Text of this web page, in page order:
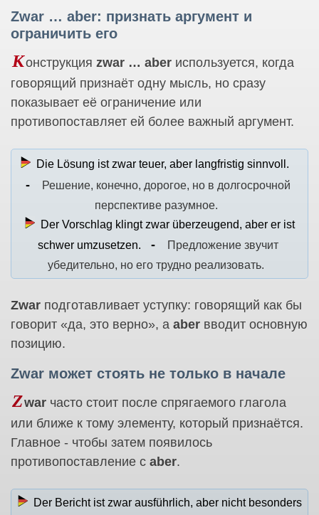
Zwar … aber: признать аргумент и
ограничить его
Конструкция zwar … aber используется, когда
говорящий признаёт одну мысль, но сразу
показывает её ограничение или
противопоставляет ей более важный аргумент.
Die Lösung ist zwar teuer, aber langfristig sinnvoll.
Решение, конечно, дорогое, но в долгосрочной
перспективе разумное.
Der Vorschlag klingt zwar überzeugend, aber er ist
schwer umzusetzen.
Предложение звучит
убедительно, но его трудно реализовать.
Zwar подготавливает уступку: говорящий как бы
говорит «да, это верно», а aber вводит основную
позицию.
Zwar может стоять не только в начале
Zwar часто стоит после спрягаемого глагола
или ближе к тому элементу, который признаётся.
Главное - чтобы затем появилось
противопоставление с aber.
Der Bericht ist zwar ausführlich, aber nicht besonders